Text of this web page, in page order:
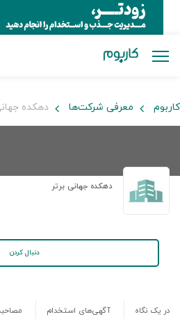
کاربوم معرفی شرکت‌ها دهکده
دهکده جهانی برتر
دنبال کردن
در یک نگاه آگهی‌های استخدام